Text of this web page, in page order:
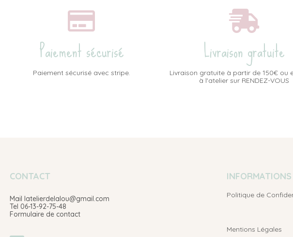
Paiement sécurisé
Paiement sécurisé avec stripe.
Livraison gratuite
Livraison gratuite à partir de 150€ ou
à l'atelier sur RENDEZ-VOUS
CONTACT
Mail latelierdelalou@gmail.com
Tel 06-13-92-75-48
Formulaire de contact
INFORMATIONS
Politique de
Mentions Légales